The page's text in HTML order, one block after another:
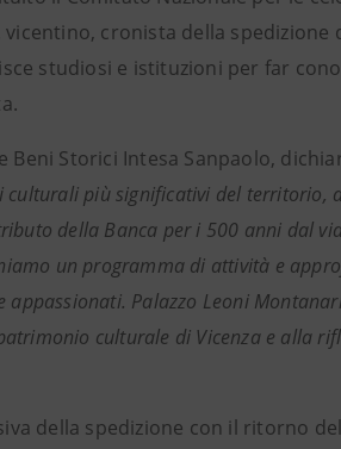
cronista della spedizione
studiosi e istituzioni per far
Storici Intesa Sanpaolo,
più significativi del territorio,
della Banca per i 500 anni dal
un programma di attività e
Palazzo Leoni
culturale di Vicenza e alla
della spedizione con il ritorno